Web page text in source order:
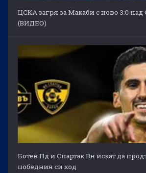
ЦСКА загря за Макаби с ново 3:0
(ВИДЕО)
Ботев Пд и Спартак Вн искат да
победния си ход